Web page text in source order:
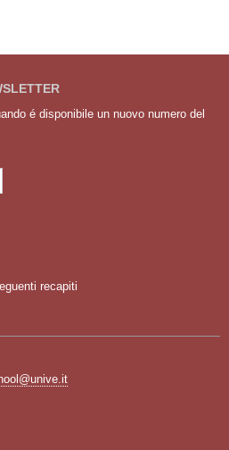
é disponibile un nuovo numero del
recapiti